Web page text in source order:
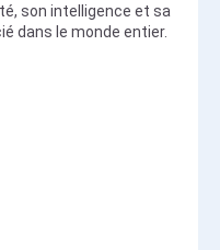
son intelligence et sa
dans le monde entier.